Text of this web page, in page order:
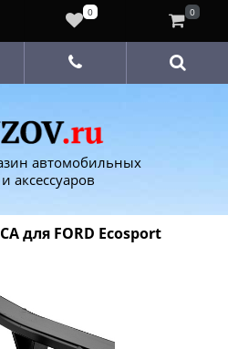
автомобильных
аксессуаров
для FORD Ecosport
0 0